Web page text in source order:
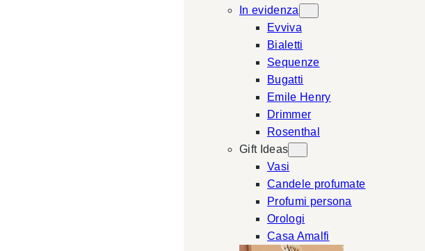
In evidenza
Evviva
Bialetti
Sequenze
Bugatti
Emile Henry
Drimmer
Rosenthal
Gift Ideas
Vasi
Candele profumate
Profumi persona
Orologi
Casa Amalfi